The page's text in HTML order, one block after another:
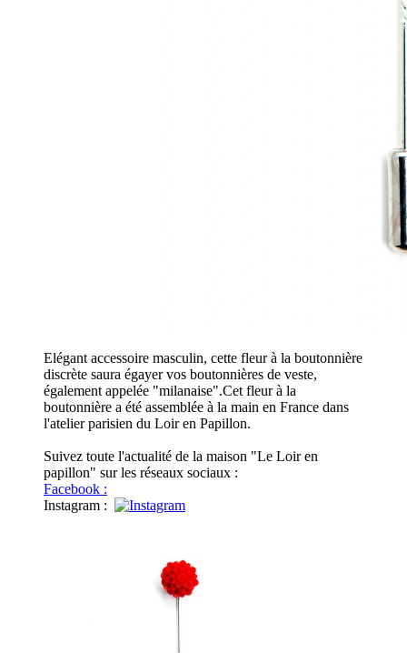
Elégant accessoire masculin, cette fleur à la boutonnière
discrète saura égayer vos boutonnières de veste,
également appelée "milanaise".Cet fleur à la
boutonnière a été assemblée à la main en France dans
l'atelier parisien du Loir en Papillon.
Suivez toute l'actualité de la maison "Le Loir en
papillon" sur les réseaux sociaux :
Facebook :
Instagram :